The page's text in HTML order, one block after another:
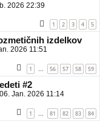
2026 22:39
1 2 3 4 5
izdelkov
2026 11:51
1 … 56 57 58 59
#2
06. Jan. 2026 11:14
1 81 82 83 84